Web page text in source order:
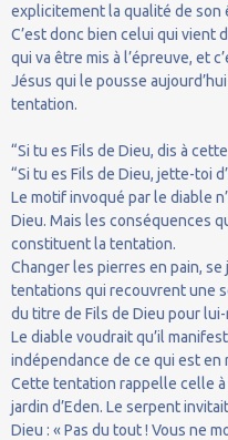
explicitement la qualité de son
C’est donc bien celui qui vient
qui va être mis à l’épreuve, et
Jésus qui le pousse
tentation.
“Si tu es Fils de Dieu, dis à
“Si tu es Fils de Dieu, jette-toi
Le motif invoqué par le diable
Dieu. Mais les conséquences
constituent la tentation.
Changer les pierres en pain,
tentations qui recouvrent une
du titre de Fils de Dieu pour lui-
Le diable voudrait qu’il
indépendance de ce qui est en
Cette tentation rappelle celle à
jardin d’Eden. Le serpent
Dieu : « Pas du tout ! Vous ne